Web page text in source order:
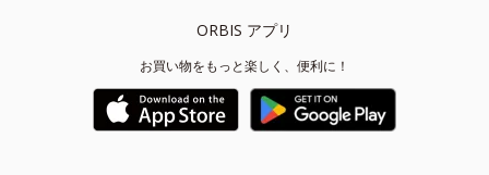
ORBIS アプリ
お買い物をもっと楽しく、便利に！